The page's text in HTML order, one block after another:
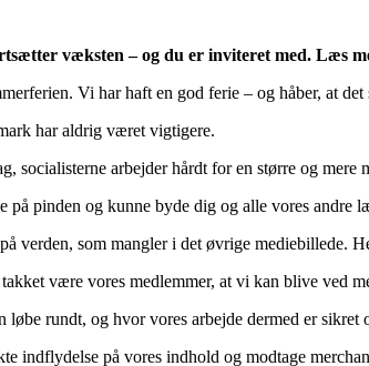
væksten – og du er inviteret med. Læs
Vi har haft en god ferie – og håber, at
har aldrig været vigtigere.
socialisterne arbejder hårdt for en større og
pinden og kunne byde dig og alle vores andre
verden, som mangler i det øvrige mediebillede.
være vores medlemmer, at vi kan blive ved
rundt, og hvor vores arbejde dermed er sikret
indflydelse på vores indhold og modtage